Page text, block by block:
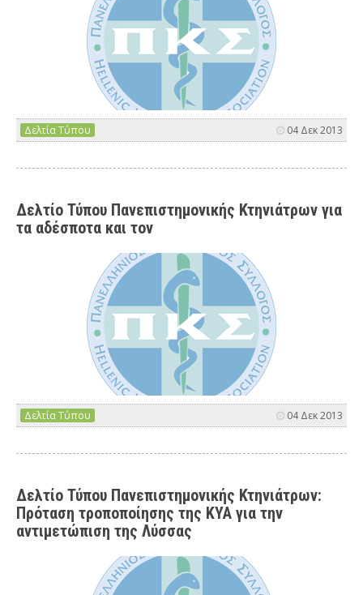
Δελτία Τύπου 04 Δεκ 2013
Δελτίο Τύπου Πανεπιστημονικής Κτηνιάτρων για
τα αδέσποτα και τον
Δελτία Τύπου 04 Δεκ 2013
Δελτίο Τύπου Πανεπιστημονικής Κτηνιάτρων:
Πρόταση τροποποίησης της ΚΥΑ για την
αντιμετώπιση της Λύσσας